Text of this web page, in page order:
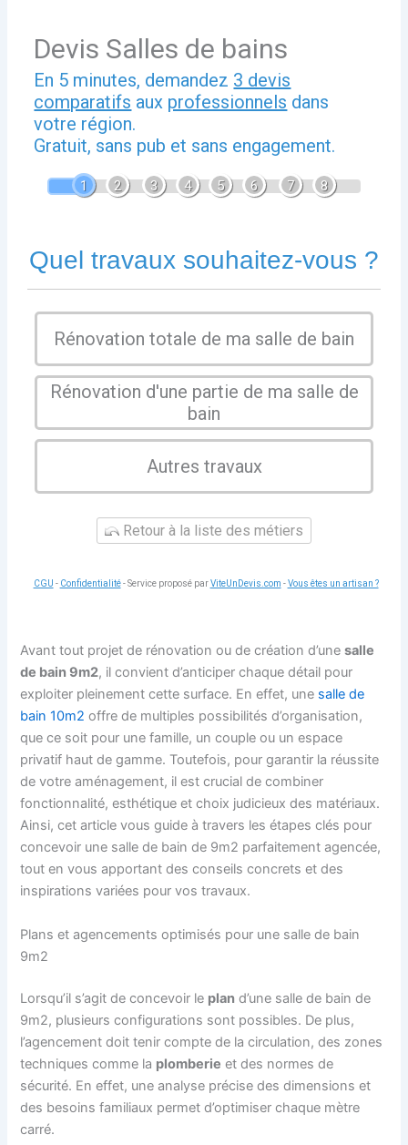
Devis Salles de bains
En 5 minutes, demandez 3 devis
comparatifs aux professionnels dans
votre région.
Gratuit, sans pub et sans engagement.
1 2 3 4 5 6 7 8
Quel travaux souhaitez-vous ?
Rénovation totale de ma salle de bain
Rénovation d'une partie de ma salle de
bain
Autres travaux
Retour à la liste des métiers
CGU - Confidentialité- Service proposé parViteUnDevis.com -Vous êtes un artisan ?
Avant tout projet de rénovation ou de création d’unesalle
de bain 9m2, il convient d’anticiper chaque détail pour
exploiter pleinement cette surface. En effet, une salle de
bain 10m2 offre de multiples possibilités d’organisation,
que ce soit pour une famille, un couple ou un espace
privatif haut de gamme. Toutefois, pour garantir la réussite
de votre aménagement, il est crucial de combiner
fonctionnalité, esthétique et choix judicieux des matériaux.
Ainsi, cet article vous guide à travers les étapes clés pour
concevoir une salle de bain de 9m2 parfaitement agencée,
tout en vous apportant des conseils concrets et des
inspirations variées pour vos travaux.
Plans et agencements optimisés pour une salle de bain
9m2
Lorsqu’il s’agit de concevoir le plan d’une salle de bain de
9m2, plusieurs configurations sont possibles. De plus,
l’agencement doit tenir compte de la circulation, des zones
techniques comme la plomberie et des normes de
sécurité. En effet, une analyse précise des dimensions et
des besoins familiaux permet d’optimiser chaque mètre
carré.